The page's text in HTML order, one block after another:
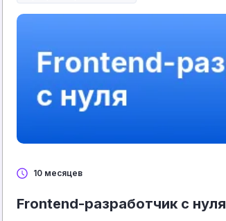
10 месяцев
Frontend-разработчик с нуля